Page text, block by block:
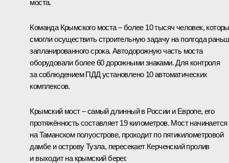
моста.
Команда Крымского моста – более 10 тысяч человек,
смогли осуществить строительную задачу на полгода
запланированного срока. Автодорожную часть моста
оборудовали более 60 дорожными знаками. Для контроля
за соблюдением ПДД установлено 10 автоматических
комплексов.
Крымский мост – самый длинный в России и Европе, его
протяжённость составляет 19 километров. Мост начинается
на Таманском полуострове, проходит по пятикилометровой
дамбе и острову Тузла, пересекает Керченский пролив
и выходит на крымский берег.